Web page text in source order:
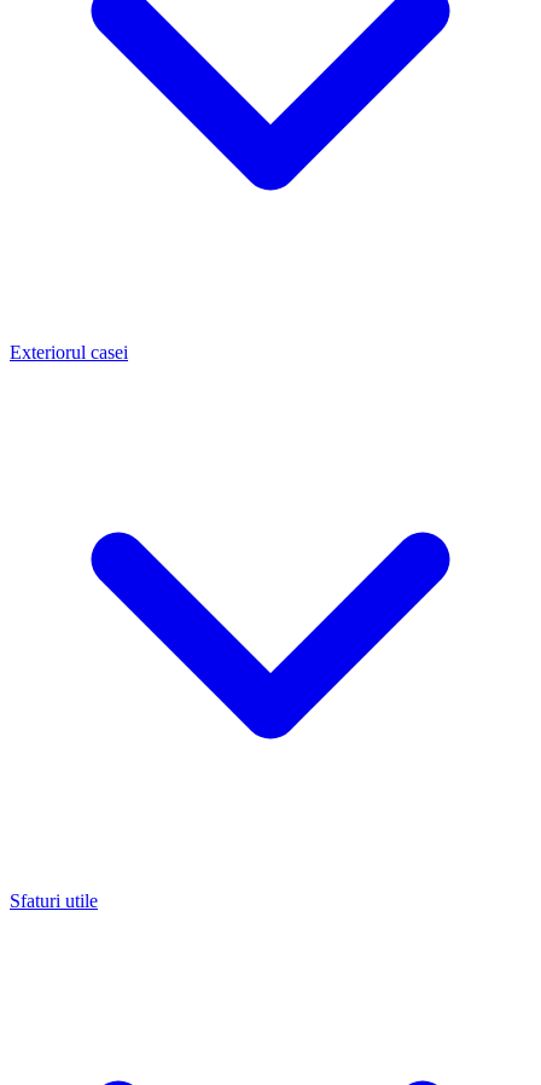
Exteriorul casei
Sfaturi utile